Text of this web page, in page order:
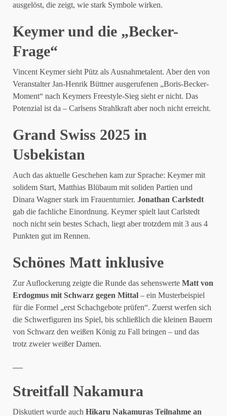
ausgelöst, die zeigt, wie stark Symbole wirken.
Keymer und die „Becker-
Frage“
Vincent Keymer sieht Pütz als Ausnahmetalent. Aber den von
Veranstalter Jan-Henrik Büttner ausgerufenen „Boris-Becker-
Moment“ nach Keymers Freestyle-Sieg sieht er nicht. Das
Potenzial ist da – Carlsens Strahlkraft aber noch nicht erreicht.
Grand Swiss 2025 in
Usbekistan
Auch das aktuelle Geschehen kam zur Sprache: Keymer mit
solidem Start, Matthias Blübaum mit soliden Partien und
Dinara Wagner stark im Frauenturnier. Jonathan Carlstedt
gab die fachliche Einordnung. Keymer spielt laut Carlstedt
noch nicht sein bestes Schach, liegt aber trotzdem mit 3 aus 4
Punkten gut im Rennen.
Schönes Matt inklusive
Zur Auflockerung zeigte die Runde das sehenswerte Matt von
Erdogmus mit Schwarz gegen Mittal – ein Musterbeispiel
für die Formel „erst Schachgebote prüfen“. Zuerst werfen sich
die Schwerfiguren ins Spiel, bis schließlich die kleinen Bauern
von Schwarz den weißen König zu Fall bringen – und das
trotz zweier weißer Damen.
Streitfall Nakamura
Diskutiert wurde auch Hikaru Nakamuras Teilnahme an